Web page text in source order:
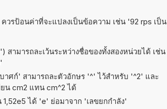
วรป้อนค่าที่จะแปลงเป็นข้อความ เช่น '92 rps เป็น
มารถละเว้นระหว่างชื่อของทั้งสองหน่วยได้ เช่น
ศก์' สามารถละตัวอักษร '^' ไว้สำหรับ '^2' และ
น cm2 แทน cm^2 ได้
1,52e5 ได้ 'e' ย่อมาจาก 'เลขยกกำลัง'